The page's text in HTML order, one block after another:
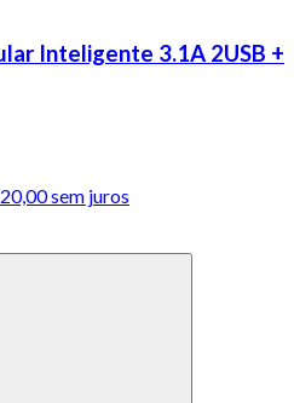
Inteligente 3.1A 2USB +
sem juros